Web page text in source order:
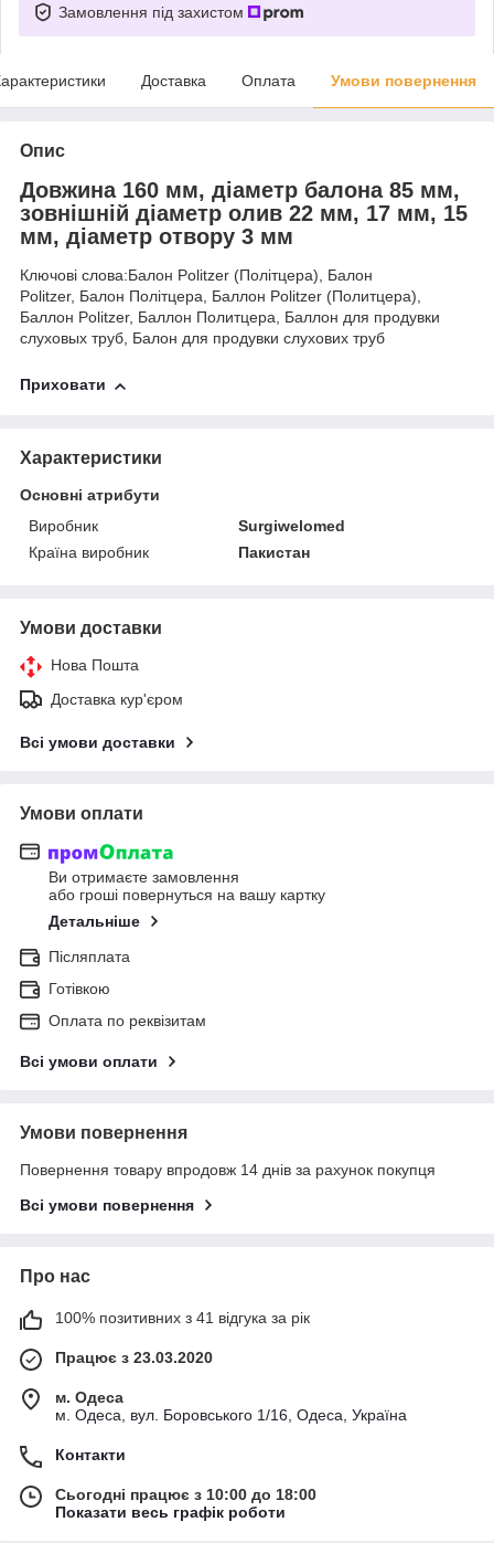
Замовлення під захистом
Доставка Оплата Умови повернення
Опис
Довжина 160 мм, діаметр балона 85 мм,
зовнішній діаметр олив 22 мм, 17 мм, 15
мм, діаметр отвору 3 мм
Ключові слова:Балон Politzer (Політцера), Балон
Politzer, Балон Політцера, Баллон Politzer (Политцера),
Баллон Politzer, Баллон Политцера, Баллон для продувки
слуховых труб, Балон для продувки слухових труб
Приховати
Характеристики
Основні атрибути
Виробник
Surgiwelomed
Країна виробник
Пакистан
Умови доставки
Нова Пошта
Доставка кур'єром
Всі умови доставки
Умови оплати
Ви отримаєте замовлення
або гроші повернуться на вашу картку
Детальніше
Післяплата
Готівкою
Оплата по реквізитам
Всі умови оплати
Умови повернення
Повернення товару впродовж 14 днів за рахунок покупця
Всі умови повернення
Про нас
100% позитивних з 41 відгука за рік
Працює з 23.03.2020
м. Одеса
м. Одеса, вул. Боровського 1/16, Одеса, Україна
Контакти
Сьогодні працює з 10:00 до 18:00
Показати весь графік роботи